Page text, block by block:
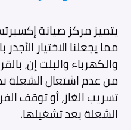
مما يجعلنا الاختيار
والكهرباء والبلت إن،
من عدم اشتعال الشعلة
تسريب الغاز، أو توقف
الشعلة بعد تشغيلها.